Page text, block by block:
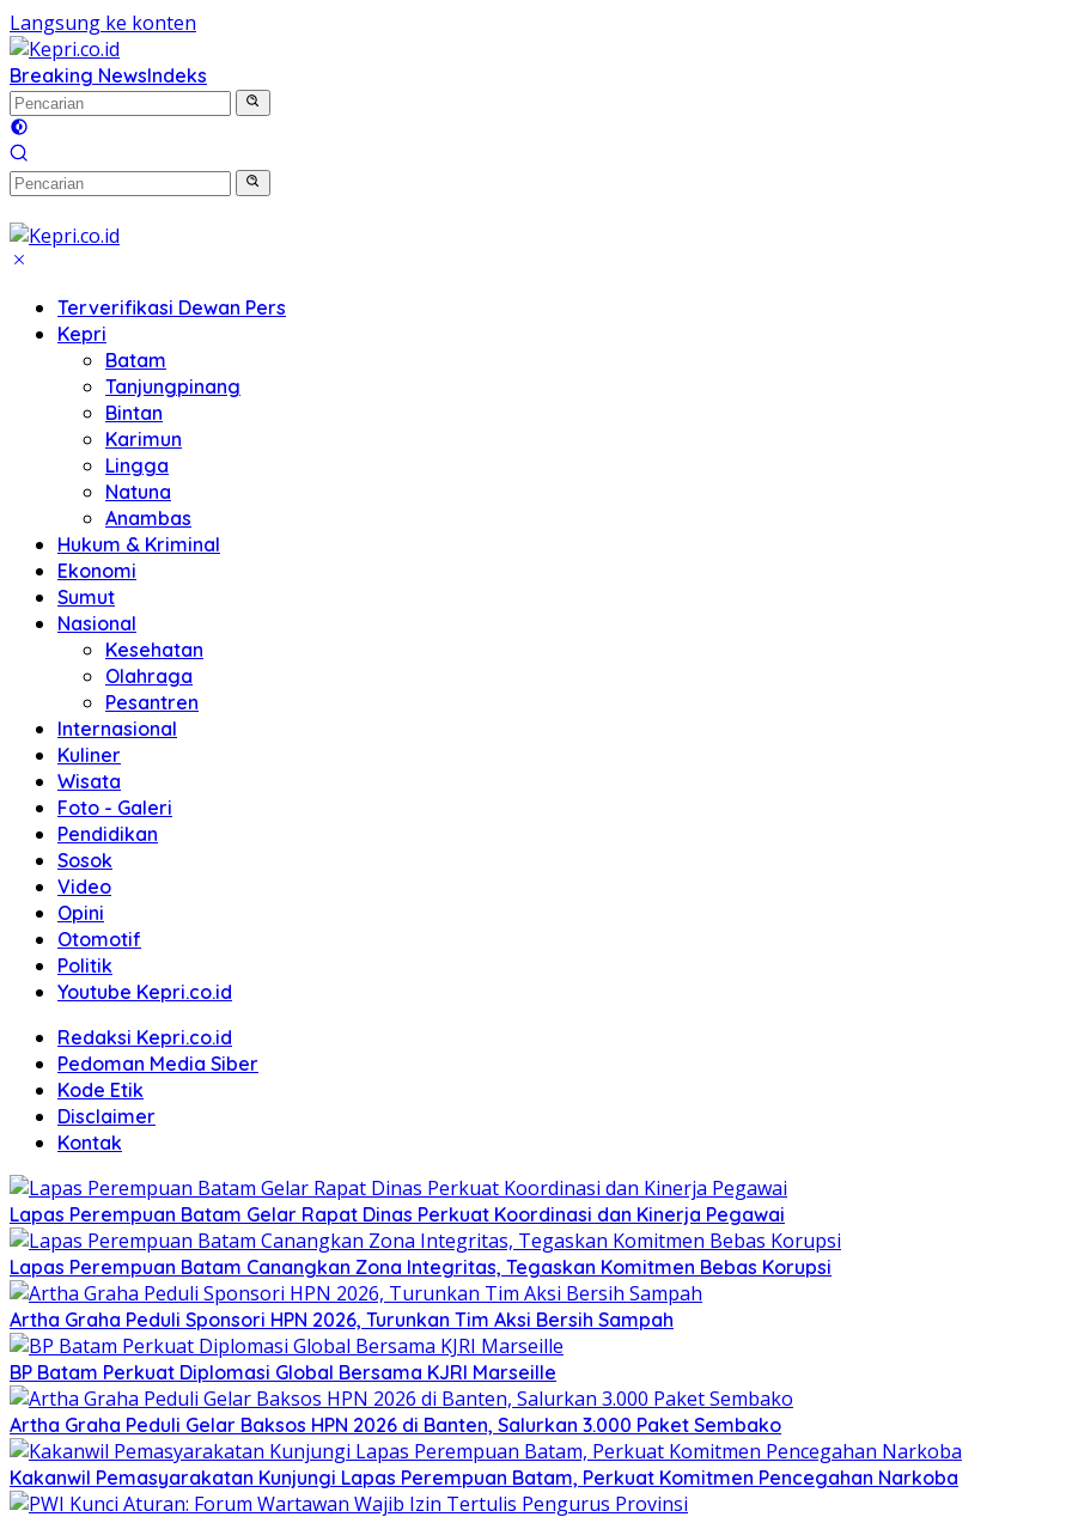
Langsung ke konten
Breaking NewsIndeks
Terverifikasi Dewan Pers
Kepri
Batam
Tanjungpinang
Bintan
Karimun
Lingga
Natuna
Anambas
Hukum & Kriminal
Ekonomi
Sumut
Nasional
Kesehatan
Olahraga
Pesantren
Internasional
Kuliner
Wisata
Foto - Galeri
Pendidikan
Sosok
Video
Opini
Otomotif
Politik
Youtube Kepri.co.id
Redaksi Kepri.co.id
Pedoman Media Siber
Kode Etik
Disclaimer
Kontak
Lapas Perempuan Batam Gelar Rapat Dinas Perkuat Koordinasi dan Kinerja Pegawai
Lapas Perempuan Batam Canangkan Zona Integritas, Tegaskan Komitmen Bebas Korupsi
Artha Graha Peduli Sponsori HPN 2026, Turunkan Tim Aksi Bersih Sampah
BP Batam Perkuat Diplomasi Global Bersama KJRI Marseille
Artha Graha Peduli Gelar Baksos HPN 2026 di Banten, Salurkan 3.000 Paket Sembako
Kakanwil Pemasyarakatan Kunjungi Lapas Perempuan Batam, Perkuat Komitmen Pencegahan Narkoba